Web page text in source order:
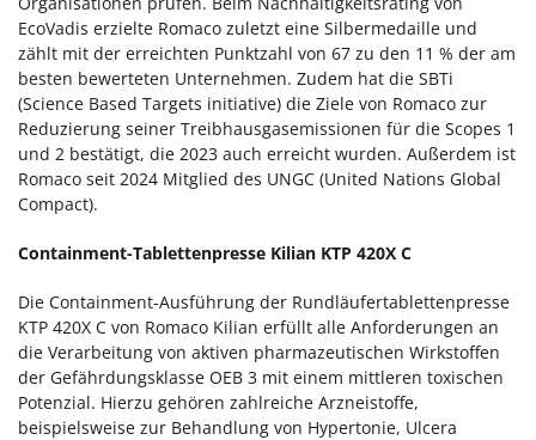
EcoVadis erzielte Romaco zuletzt eine Silbermedaille und
zählt mit der erreichten Punktzahl von 67 zu den 11 % der am
besten bewerteten Unternehmen. Zudem hat die SBTi
(Science Based Targets initiative) die Ziele von Romaco zur
Reduzierung seiner Treibhausgasemissionen für die Scopes 1
und 2 bestätigt, die 2023 auch erreicht wurden. Außerdem ist
Romaco seit 2024 Mitglied des UNGC (United Nations Global
Compact).
Containment-Tablettenpresse Kilian KTP 420X C
Die Containment-Ausführung der Rundläufertablettenpresse
KTP 420X C von Romaco Kilian erfüllt alle Anforderungen an
die Verarbeitung von aktiven pharmazeutischen Wirkstoffen
der Gefährdungsklasse OEB 3 mit einem mittleren toxischen
Potenzial. Hierzu gehören zahlreiche Arzneistoffe,
beispielsweise zur Behandlung von Hypertonie, Ulcera